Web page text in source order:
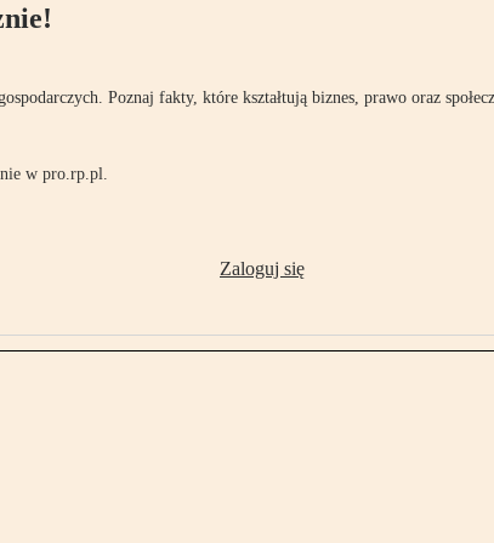
Poznaj fakty, które kształtują biznes, prawo oraz
w pro.rp.pl.
Zaloguj się